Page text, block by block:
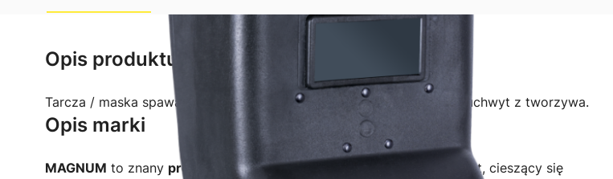
Opis produktu
Tarcza / maska spawalnicza wykonana z preszpanu. Tarcza posiada uchwyt z tworzywa.
Opis marki
MAGNUM to znany producent spawarek, obecny na rynku od wielu lat, cieszący się